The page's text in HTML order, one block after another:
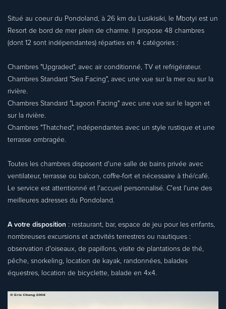
Situé au coeur du Pondoland, à 26 km du Lusikisiki, le Mbotyi est un
Resort de bord de mer plein de charme. Il propose 48 chambres
(dont 12 sont indépendantes) réparties en 4 catégories :
Chambres "Upgraded", avec air conditionné, TV et refrigérateur.
Chambres Standard "Sea Facing", avec une vue sur la mer ou sur la
rivière.
Chambres Standard "Lagoon Facing" avec une vue sur le lagon et
sur la rivière.
Chambres "Thatched", indépendantes avec un style rustique et une
terrasse ombragée.
Toutes les chambres disposent d'une salle de bains privée avec
ventilateur, terrasse ou balcon, coffre-fort et nécessaire à thé/café.
Le service est attentionné et l'accueil personnalisé. C'est l'une des
meilleures adresses du Pondoland.
A votre disposition : restaurant, bar, espace de jeu pour les enfants,
nombreuses excursions et activités terrestres ou nautiques :
observation d'oiseaux, de papillons, visite de plantations de thé,
pêche, snorkeling, location de kayak, randonnées, balades
équestres, location de bicyclette, balade en 4x4.